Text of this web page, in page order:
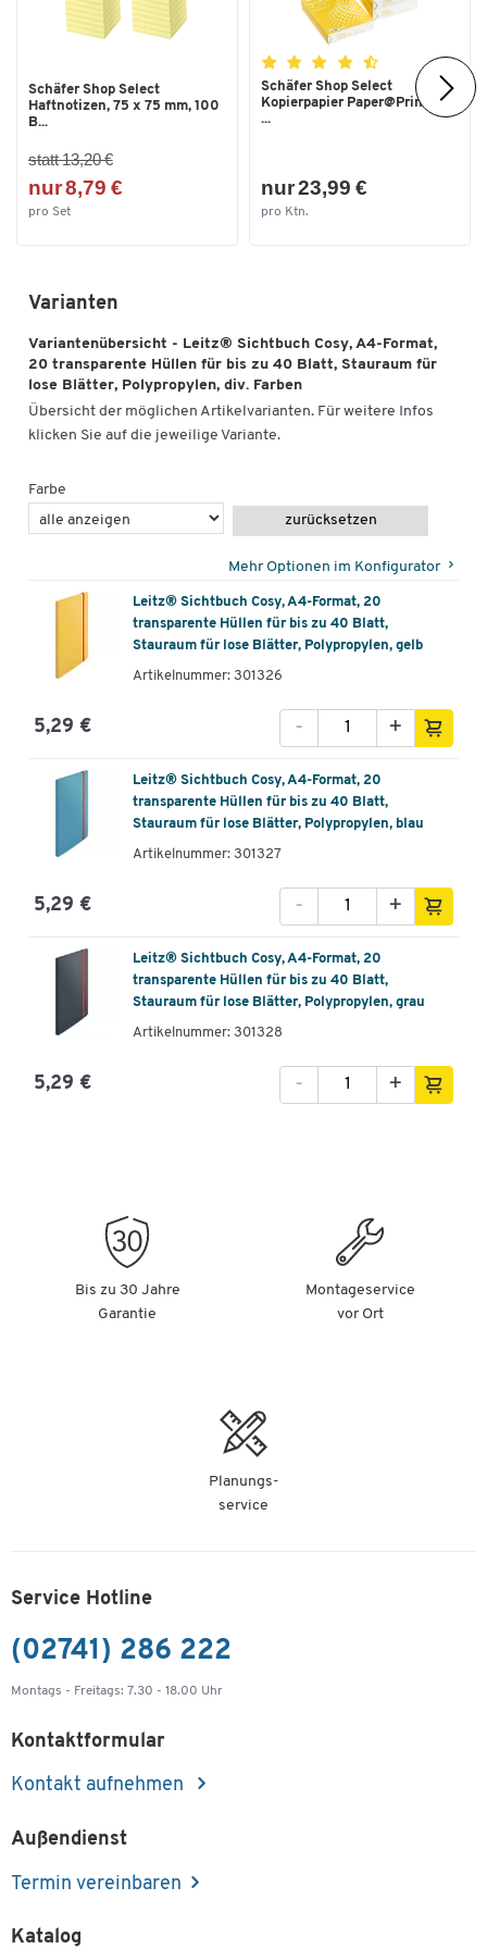
Schäfer Shop Select
Haftnotizen, 75 x 75 mm, 100
B...
statt 13,20 €
nur 8,79 €
pro Set
Schäfer Shop Select
Kopierpapier Paper@Print, DIN
...
nur 23,99 €
pro Ktn.
Varianten
Variantenübersicht - Leitz® Sichtbuch Cosy, A4-Format,
20 transparente Hüllen für bis zu 40 Blatt, Stauraum für
lose Blätter, Polypropylen, div. Farben
Übersicht der möglichen Artikelvarianten. Für weitere Infos
klicken Sie auf die jeweilige Variante.
Farbe
zurücksetzen
Mehr Optionen im Konfigurator
Leitz® Sichtbuch Cosy, A4-Format, 20
transparente Hüllen für bis zu 40 Blatt,
Stauraum für lose Blätter, Polypropylen, gelb
Artikelnummer: 301326
5,29 € +
-
Leitz® Sichtbuch Cosy, A4-Format, 20
transparente Hüllen für bis zu 40 Blatt,
Stauraum für lose Blätter, Polypropylen, blau
Artikelnummer: 301327
5,29 € +
-
Leitz® Sichtbuch Cosy, A4-Format, 20
transparente Hüllen für bis zu 40 Blatt,
Stauraum für lose Blätter, Polypropylen, grau
Artikelnummer: 301328
5,29 € +
-
Bis zu 30 Jahre
Garantie
Montageservice
vor Ort
Planungs-
service
Service Hotline
(02741) 286 222
Montags - Freitags: 7.30 - 18.00 Uhr
Kontaktformular
Kontakt aufnehmen
Außendienst
Termin vereinbaren
Katalog